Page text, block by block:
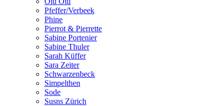
Pfeffer/Verbeek
Phine
Pierrot & Pierrette
Sabine Portenier
Sabine Thuler
Sarah Küffer
Sara Zeiter
Schwarzenbeck
Simpelthen
Sode
Susns Zürich